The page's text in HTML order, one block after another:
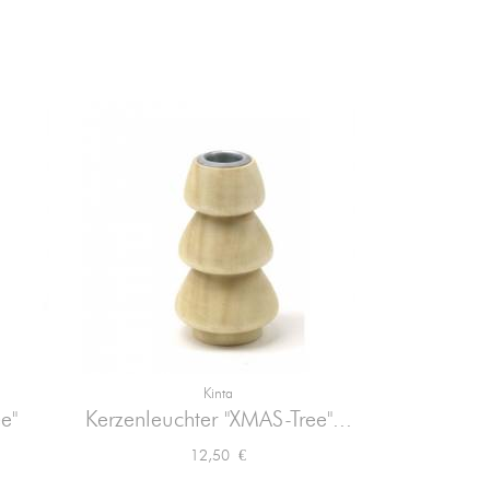
Kinta
Kerzenleuchter "XMAS-Tree"...
Preis
12,50 €
Vorschau